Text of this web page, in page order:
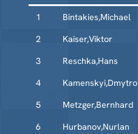
1 Bintakies,Michael
2
Kaiser,Viktor
3
Reschka,Hans
4
Kamenskyi,Dmytro
5
Metzger,Bernhard
6
Hurbanov,Nurlan